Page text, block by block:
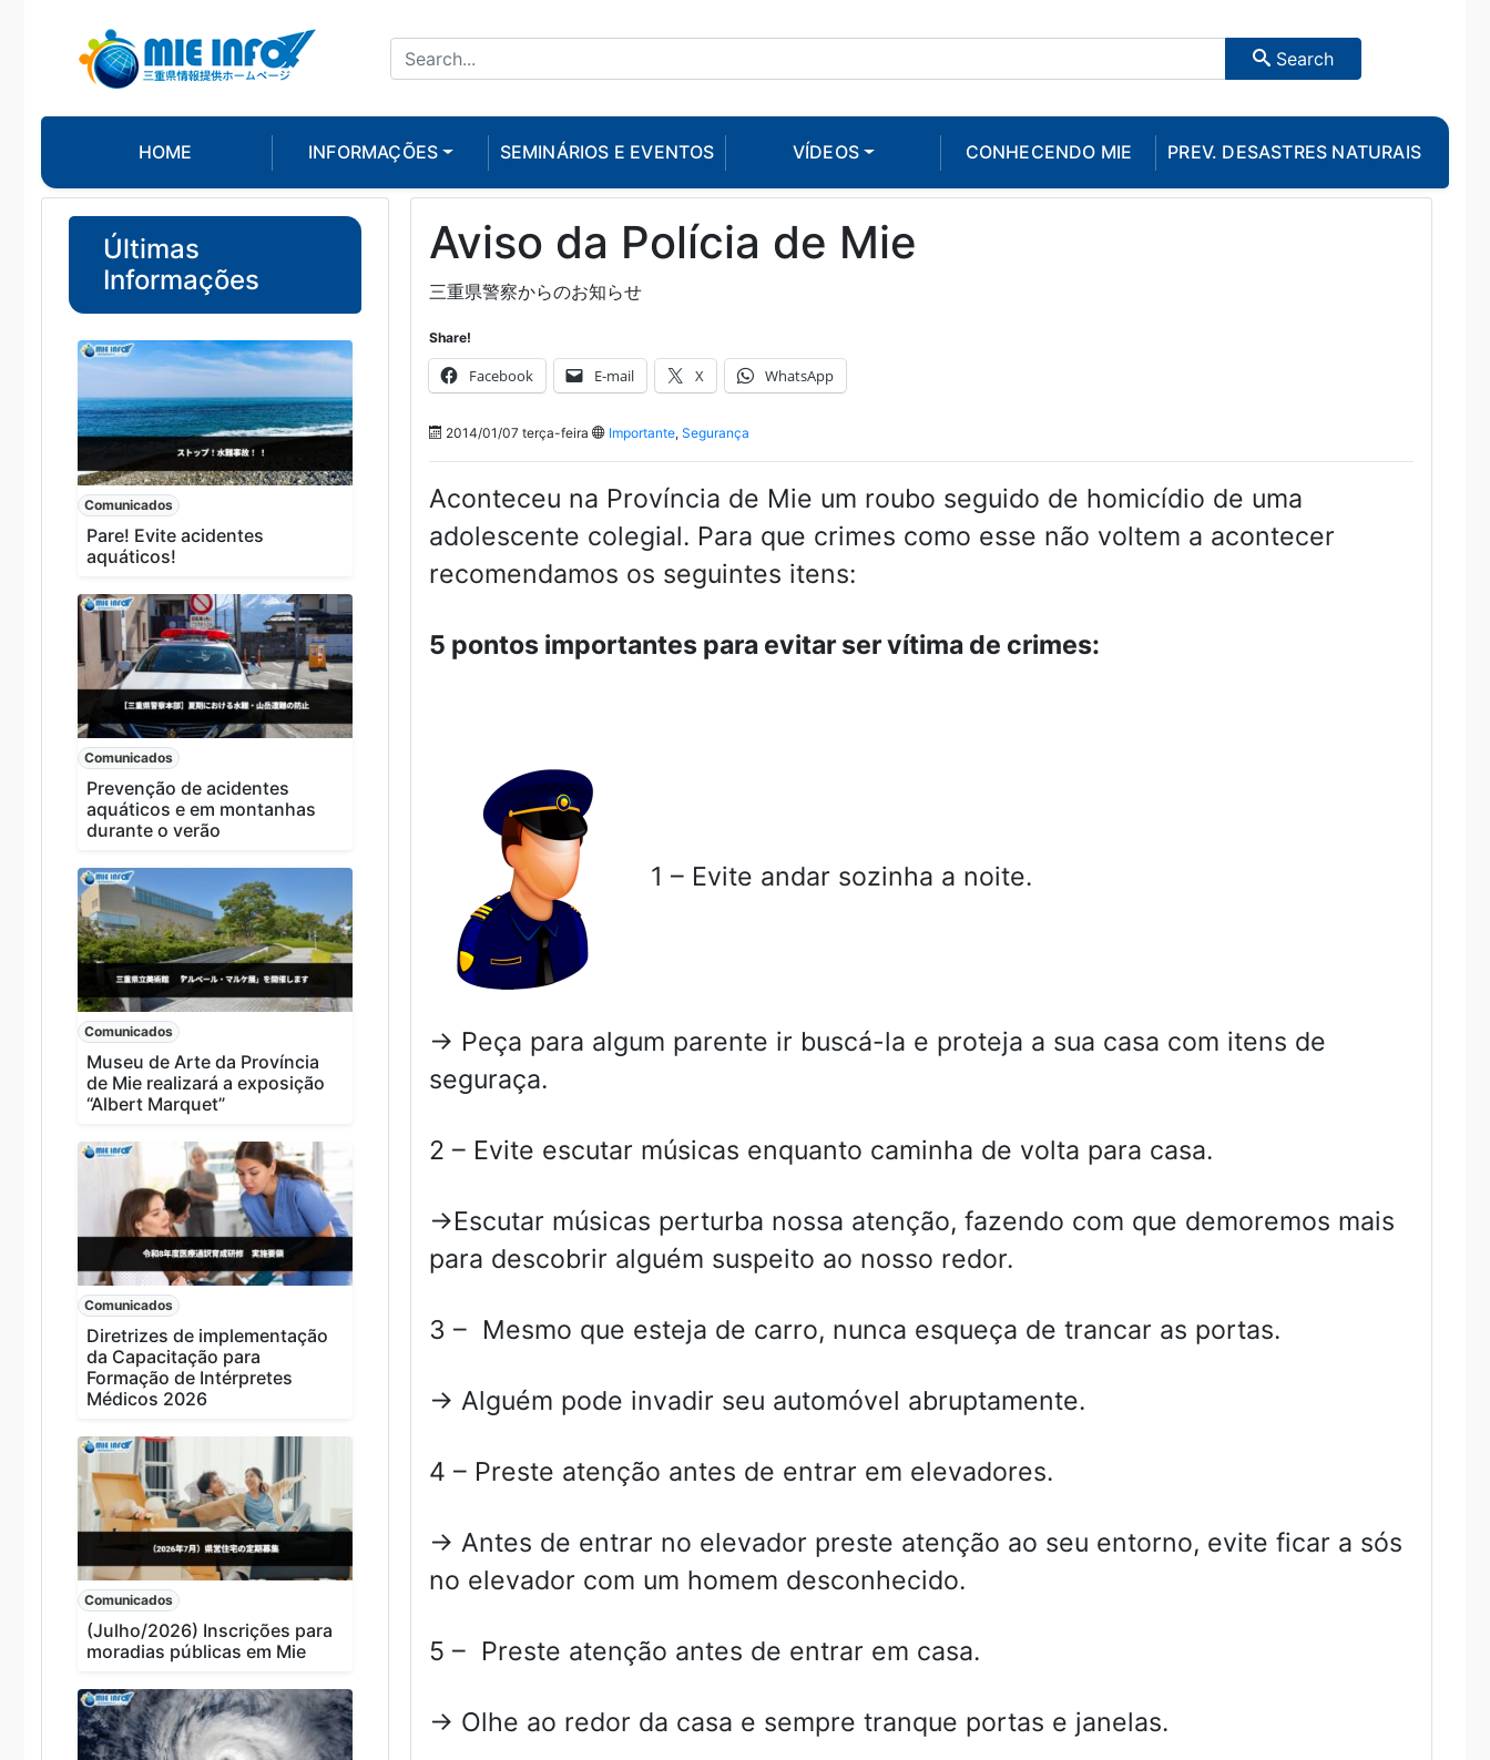
Search
HOME INFORMAÇÕES SEMINÁRIOS E EVENTOS VÍDEOS CONHECENDO MIE PREV. DESASTRES NATURAIS
Últimas
Informações
Comunicados
Pare! Evite acidentes
aquáticos!
Comunicados
Prevenção de acidentes
aquáticos e em montanhas
durante o verão
Comunicados
Museu de Arte da Província
de Mie realizará a exposição
“Albert Marquet”
Comunicados
Diretrizes de implementação
da Capacitação para
Formação de Intérpretes
Médicos 2026
Comunicados
(Julho/2026) Inscrições para
moradias públicas em Mie
Aviso da Polícia de Mie
三重県警察からのお知らせ
Share!
Facebook E-mail X WhatsApp
2014/01/07 terça-feira Importante, Segurança
Aconteceu na Província de Mie um roubo seguido de homicídio de uma
adolescente colegial. Para que crimes como esse não voltem a acontecer
recomendamos os seguintes itens:
5 pontos importantes para evitar ser vítima de crimes:
1 – Evite andar sozinha a noite.
→ Peça para algum parente ir buscá-la e proteja a sua casa com itens de
seguraça.
2 – Evite escutar músicas enquanto caminha de volta para casa.
→Escutar músicas perturba nossa atenção, fazendo com que demoremos mais
para descobrir alguém suspeito ao nosso redor.
3 – Mesmo que esteja de carro, nunca esqueça de trancar as portas.
→ Alguém pode invadir seu automóvel abruptamente.
4 – Preste atenção antes de entrar em elevadores.
→ Antes de entrar no elevador preste atenção ao seu entorno, evite ficar a sós
no elevador com um homem desconhecido.
5 – Preste atenção antes de entrar em casa.
→ Olhe ao redor da casa e sempre tranque portas e janelas.